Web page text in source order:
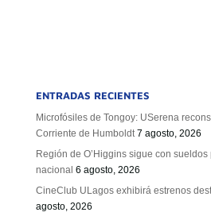
ENTRADAS RECIENTES
Microfósiles de Tongoy: USerena
Corriente de Humboldt 7 agosto, 2026
Región de O’Higgins sigue con
nacional 6 agosto, 2026
CineClub ULagos exhibirá estrenos
agosto, 2026